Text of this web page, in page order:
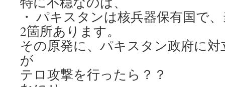
・ パキスタンは核兵器保有国で
2箇所あります。
その原発に、パキスタン政府に
が
テロ攻撃を行ったら？？